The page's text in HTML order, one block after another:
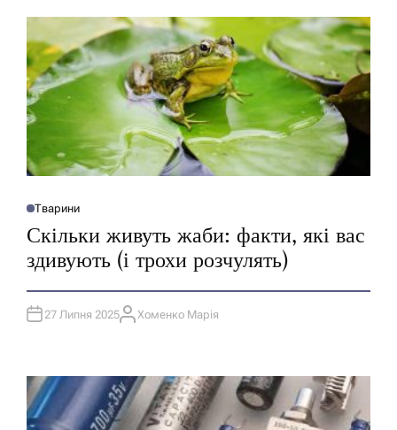
О
У
Л
І
У
В
А
Тварини
Скільки живуть жаби: факти, які вас
здивують (і трохи розчулять)
27 Липня 2025А
Хоменко Марія